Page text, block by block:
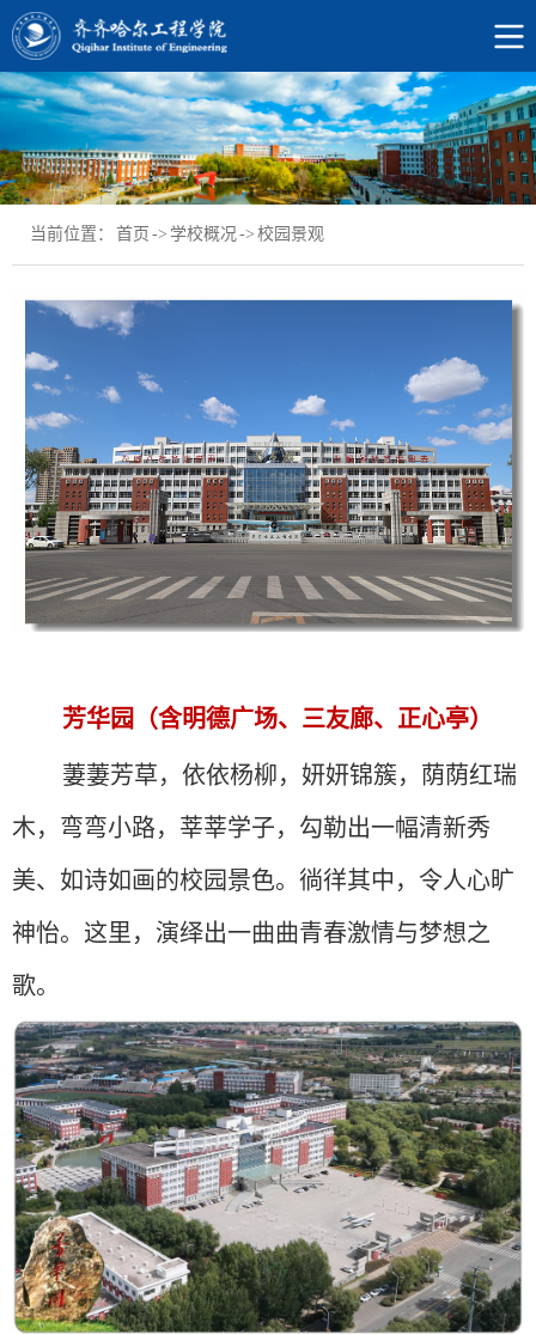
当前位置： 首页 -> 学校概况-> 校园景观
芳华园（含明德广场、三友廊、正心亭）
萋萋芳草，依依杨柳，妍妍锦簇，荫荫红瑞
木，弯弯小路，莘莘学子，勾勒出一幅清新秀
美、如诗如画的校园景色。徜徉其中，令人心旷
神怡。这里，演绎出一曲曲青春激情与梦想之
歌。